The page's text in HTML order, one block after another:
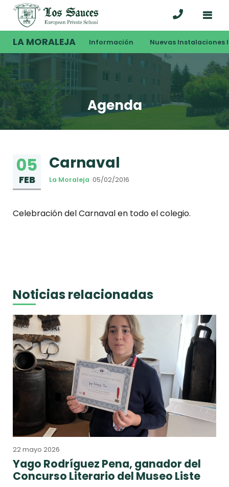
LA MORALEJA Información Nuevas Instalaciones
Agenda
05
FEB
Carnaval
La Moraleja 05/02/2016
Celebración del Carnaval en todo el colegio.
Noticias relacionadas
22 mayo 2026
Yago Rodríguez Pena, ganador del
Concurso Literario del Museo Liste